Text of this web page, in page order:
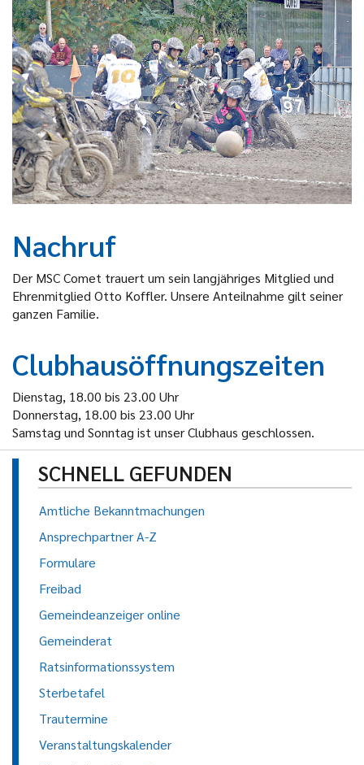
Nachruf
Der MSC Comet trauert um sein langjähriges Mitglied und
Ehrenmitglied Otto Koffler. Unsere Anteilnahme gilt seiner
ganzen Familie.
Clubhausöffnungszeiten
Dienstag, 18.00 bis 23.00 Uhr
Donnerstag, 18.00 bis 23.00 Uhr
Samstag und Sonntag ist unser Clubhaus geschlossen.
SCHNELL GEFUNDEN
Amtliche Bekanntmachungen
Ansprechpartner A-Z
Formulare
Freibad
Gemeindeanzeiger online
Gemeinderat
Ratsinformationssystem
Sterbetafel
Trautermine
Veranstaltungskalender